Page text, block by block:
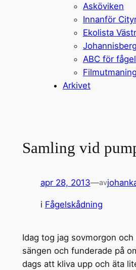
Asköviken
Innanför
Ekolista
Johannisberg
ABC för
Arkivet
Samling vid
apr 28, 2013—av
i Fågelskådning
Idag tog jag sovmorgon
sängen och funderade på
dags att kliva upp och äta